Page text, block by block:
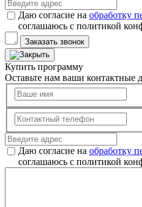
Даю согласие на обработку
соглашаюсь с политикой
Заказать звонок
Купить программу
Оставьте нам ваши
Даю согласие на обработку
соглашаюсь с политикой